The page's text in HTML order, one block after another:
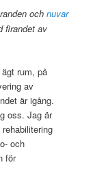
ochnuvar
firandet av
rum, på
av
är igång.
oss. Jag är
och
för